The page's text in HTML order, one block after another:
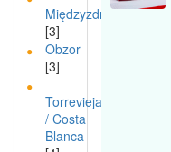
Międzyzdroje
[3]
Obzor
[3]
Torrevieja
/ Costa
Blanca